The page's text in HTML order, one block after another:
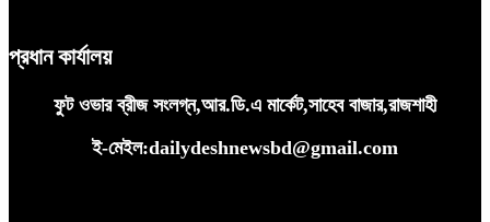
প্রধান কার্যালয়
ফুট ওভার ব্রীজ সংলগ্ন,আর.ডি.এ মার্কেট,সাহেব বাজার,রাজশাহী
ই-মেইল:dailydeshnewsbd@gmail.com